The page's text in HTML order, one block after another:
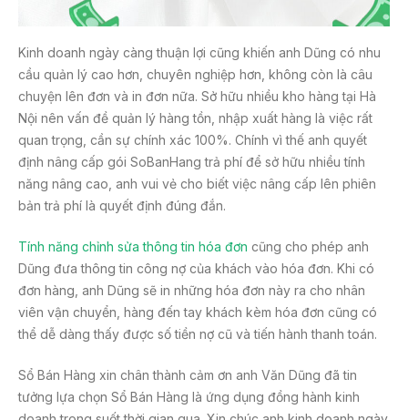
Kinh doanh ngày càng thuận lợi cũng khiến anh Dũng có nhu
cầu quản lý cao hơn, chuyên nghiệp hơn, không còn là câu
chuyện lên đơn và in đơn nữa. Sở hữu nhiều kho hàng tại Hà
Nội nên vấn đề quản lý hàng tồn, nhập xuất hàng là việc rất
quan trọng, cần sự chính xác 100%. Chính vì thế anh quyết
định nâng cấp gói SoBanHang trả phí để sở hữu nhiều tính
năng nâng cao, anh vui vẻ cho biết việc nâng cấp lên phiên
bản trả phí là quyết định đúng đắn.
Tính năng chỉnh sửa thông tin hóa đơn cũng cho phép anh
Dũng đưa thông tin công nợ của khách vào hóa đơn. Khi có
đơn hàng, anh Dũng sẽ in những hóa đơn này ra cho nhân
viên vận chuyển, hàng đến tay khách kèm hóa đơn cũng có
thể dễ dàng thấy được số tiền nợ cũ và tiến hành thanh toán.
Sổ Bán Hàng xin chân thành cảm ơn anh Văn Dũng đã tin
tưởng lựa chọn Sổ Bán Hàng là ứng dụng đồng hành kinh